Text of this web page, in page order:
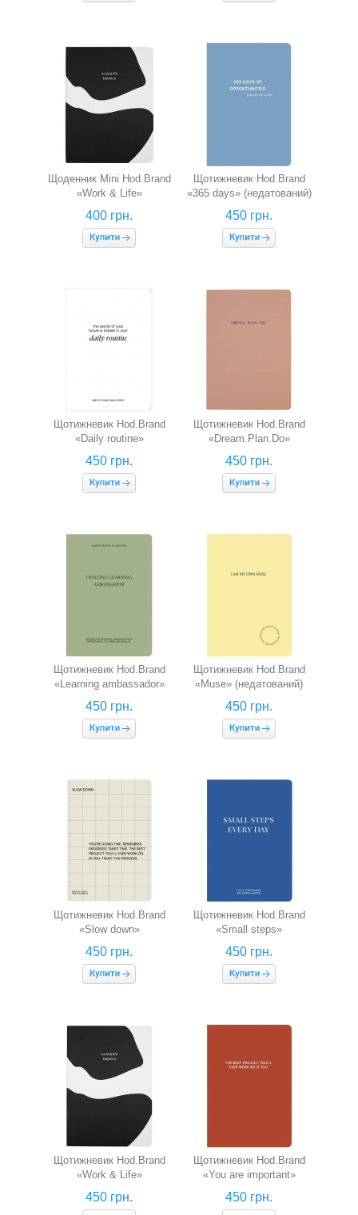
Щоденник Mini Hod.Brand
«Work & Life»
(недатований)
400 грн.
Щотижневик Hod.Brand
«365 days» (недатований)
450 грн.
Щотижневик Hod.Brand
«Daily routine»
(недатований)
450 грн.
Щотижневик Hod.Brand
«Dream.Plan.Do»
(недатований)
450 грн.
Щотижневик Hod.Brand
«Learning ambassador»
(недатований)
450 грн.
Щотижневик Hod.Brand
«Muse» (недатований)
450 грн.
Щотижневик Hod.Brand
«Slow down»
(недатований)
450 грн.
Щотижневик Hod.Brand
«Small steps»
(недатований)
450 грн.
Щотижневик Hod.Brand
«Work & Life»
(недатований)
450 грн.
Щотижневик Hod.Brand
«You are important»
(недатований)
450 грн.